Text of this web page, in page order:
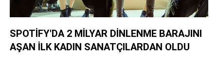
SPOTİFY'DA 2 MİLYAR DİNLENME BARAJINI
AŞAN İLK KADIN SANATÇILARDAN OLDU